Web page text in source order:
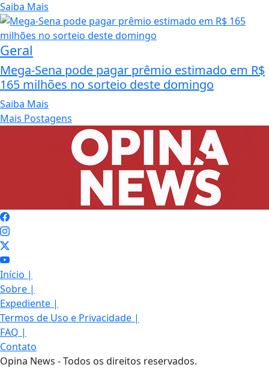
Saiba Mais
Geral
Mega-Sena pode pagar prêmio estimado em R$
165 milhões no sorteio deste domingo
Saiba Mais
Mais Postagens
Início |
Sobre |
Expediente |
Termos de Uso e Privacidade |
FAQ |
Contato
Opina News - Todos os direitos reservados.